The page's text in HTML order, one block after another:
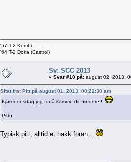
'57 T-2 Kombi
'64 T-2 Doka (Castrol)
Sv: SCC 2013
« Svar #10 på: august 02, 2013,
Sitat fra: Pitt på august 01, 2013, 00:22:30 am
Kjører onsdag jeg for å komme dit før dere !
Pittn
Typisk pitt, alltid et hakk foran...